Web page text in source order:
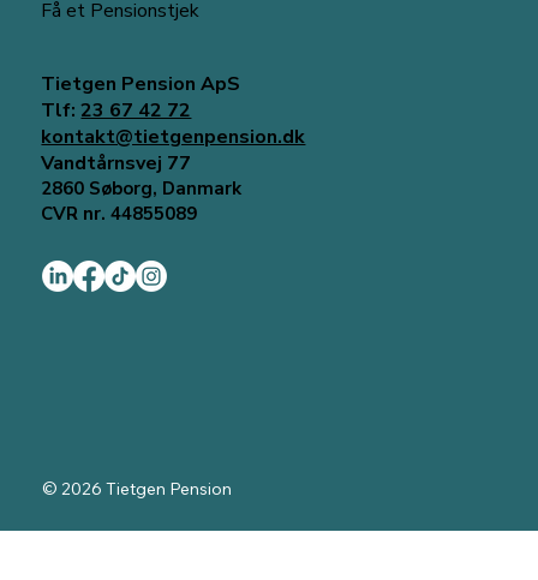
© 2026 Tietgen Pension
Få et Pensionstjek
Tietgen Pension ApS
Tlf:23 67 42 72
kontakt@tietgenpension.dk
Vandtårnsvej 77
2860 Søborg, Danmark
CVR nr. 44855089